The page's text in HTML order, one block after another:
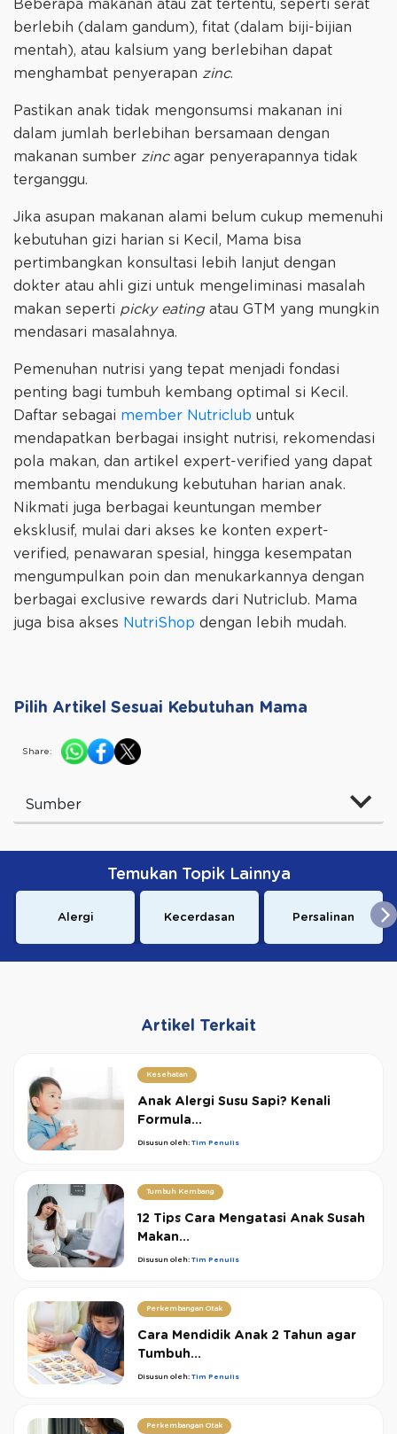
Beberapa makanan atau zat tertentu, seperti serat
berlebih (dalam gandum), fitat (dalam biji-bijian
mentah), atau kalsium yang berlebihan dapat
menghambat penyerapan zinc.
Pastikan anak tidak mengonsumsi makanan ini
dalam jumlah berlebihan bersamaan dengan
makanan sumber zinc agar penyerapannya tidak
terganggu.
Jika asupan makanan alami belum cukup memenuhi
kebutuhan gizi harian si Kecil, Mama bisa
pertimbangkan konsultasi lebih lanjut dengan
dokter atau ahli gizi untuk mengeliminasi masalah
makan seperti picky eating atau GTM yang mungkin
mendasari masalahnya.
Pemenuhan nutrisi yang tepat menjadi fondasi
penting bagi tumbuh kembang optimal si Kecil.
Daftar sebagai member Nutriclub untuk
mendapatkan berbagai insight nutrisi, rekomendasi
pola makan, dan artikel expert-verified yang dapat
membantu mendukung kebutuhan harian anak.
Nikmati juga berbagai keuntungan member
eksklusif, mulai dari akses ke konten expert-
verified, penawaran spesial, hingga kesempatan
mengumpulkan poin dan menukarkannya dengan
berbagai exclusive rewards dari Nutriclub. Mama
juga bisa akses NutriShop dengan lebih mudah.
Pilih Artikel Sesuai Kebutuhan Mama
Share:
Sumber
Temukan Topik Lainnya
Alergi Kecerdasan Persalinan
Artikel Terkait
Kesehatan
Anak Alergi Susu Sapi? Kenali
Formula...
Disusun oleh: Tim Penulis
Tumbuh Kembang
12 Tips Cara Mengatasi Anak Susah
Makan...
Disusun oleh: Tim Penulis
Perkembangan Otak
Cara Mendidik Anak 2 Tahun agar
Tumbuh...
Disusun oleh: Tim Penulis
Perkembangan Otak